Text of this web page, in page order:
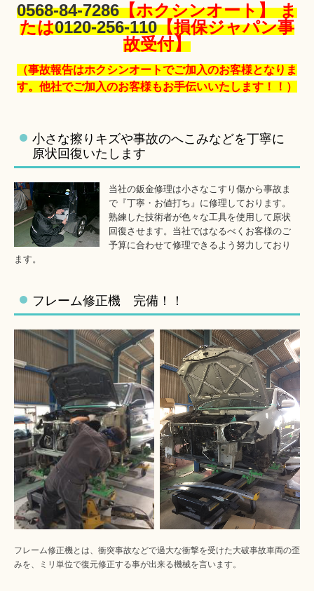
0568-84-7286【ホクシンオート】 ま
たは0120-256-110【損保ジャパン事
故受付】
（事故報告はホクシンオートでご加入のお客様となりま
す。他社でご加入のお客様もお手伝いいたします！！）
小さな擦りキズや事故のへこみなどを丁寧に
原状回復いたします
当社の鈑金修理は小さなこすり傷から事故ま
で『丁寧・お値打ち』に修理しております。
熟練した技術者が色々な工具を使用して原状
回復させます。当社ではなるべくお客様のご
予算に合わせて修理できるよう努力しており
ます。
フレーム修正機 完備！！
フレーム修正機とは、衝突事故などで過大な衝撃を受けた大破事故車両の歪
みを、ミリ単位で復元修正する事が出来る機械を言います。